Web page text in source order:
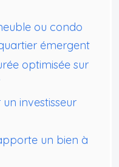
ou condo
émergent
optimisée sur
investisseur
un bien à